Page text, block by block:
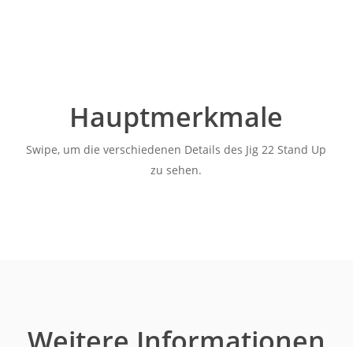
Hauptmerkmale
Swipe, um die verschiedenen Details des Jig 22 Stand Up
zu sehen.